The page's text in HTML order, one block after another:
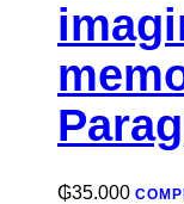
₲35.000